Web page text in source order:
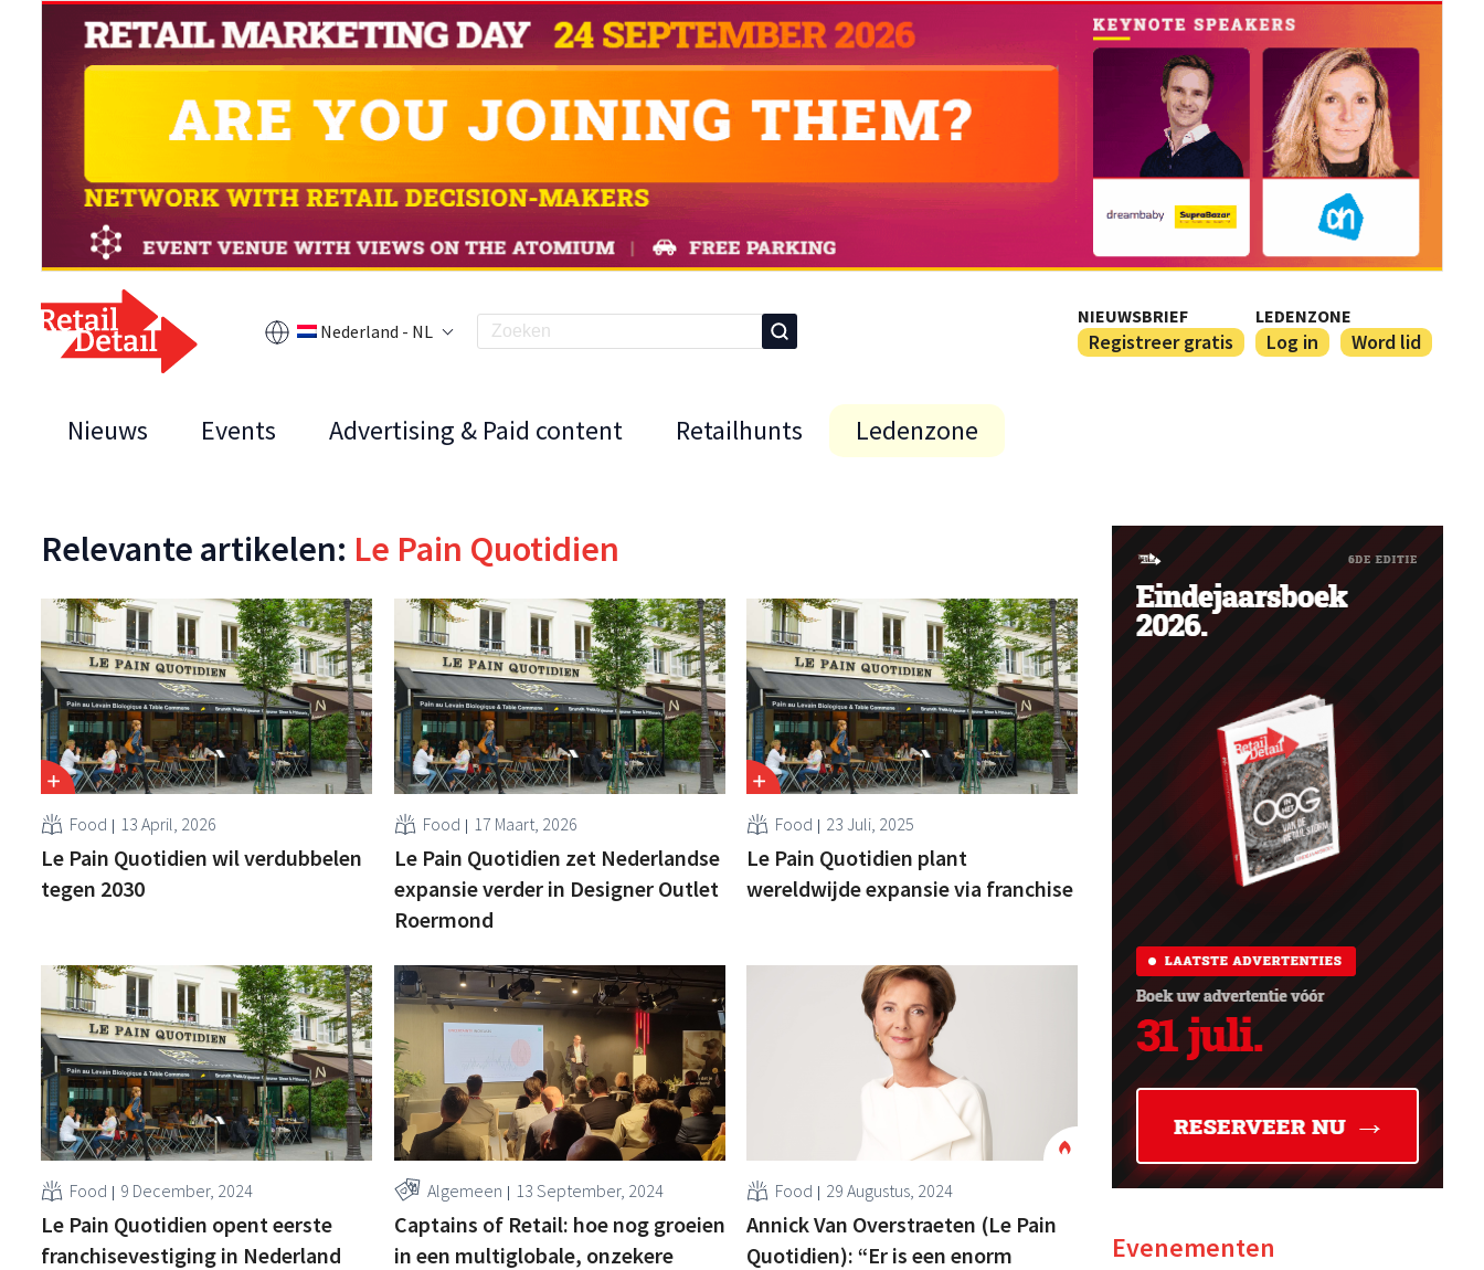
Nederland - NL
NIEUWSBRIEF
Registreer gratis
LEDENZONE
Log in Word lid
Nieuws Events Advertising & Paid content Retailhunts Ledenzone
Relevante artikelen: Le Pain Quotidien
Food 13 April, 2026
Le Pain Quotidien wil verdubbelen
tegen 2030
Food 17 Maart, 2026
Le Pain Quotidien zet Nederlandse
expansie verder in Designer Outlet
Roermond
Food 23 Juli, 2025
Le Pain Quotidien plant
wereldwijde expansie via franchise
Food 9 December, 2024
Le Pain Quotidien opent eerste
franchisevestiging in Nederland
Algemeen 13 September, 2024
Captains of Retail: hoe nog groeien
in een multiglobale, onzekere
Food 29 Augustus, 2024
Annick Van Overstraeten (Le Pain
Quotidien): “Er is een enorm
Evenementen